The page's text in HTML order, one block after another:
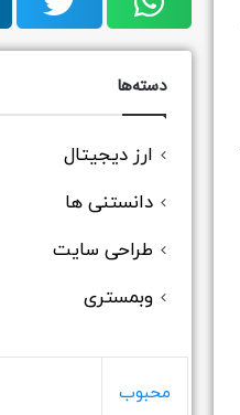
دسته‌ها
ارز دیجیتال
دانستنی ها
طراحی سایت
وبمستری
محبوب